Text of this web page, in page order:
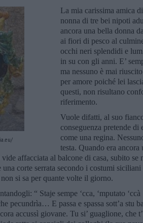
La mia carissima amica
nonna di tre bei nipoti
ancora una bella donna
ai fiori di pesco al
occhi neri splendidi e
in su con gli anni. E’
ma nessuno è mai
per amore poiché lei
questi, non risultano
riferimento.
Vuole difatti, al suo
conseguenza pretende di
come una regina.
testa. Quando era ancora
vide affacciata al balcone di casa, subito
corte serrata secondo i costumi
si sa per quante volte il giorno.
“ Staje sempe ‘cca, ‘mputato ‘ccà
pecundrìa… E passa e spassa sott’a stu
accussì giovane. Tu si’ guaglione, che